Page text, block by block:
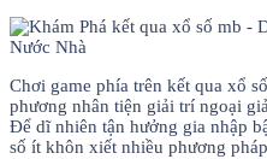
Chơi game phía trên kết qua xổ
phương nhân tiện giải trí ngoại
Để dĩ nhiên tận hưởng gia nhập
số ít khôn xiết nhiều phương